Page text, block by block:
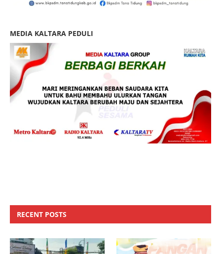
MEDIA KALTARA PEDULI
RECENT POSTS